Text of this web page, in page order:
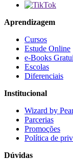
Aprendizagem
Cursos
Estude Online
e-Books
Escolas
Diferenciais
Institucional
Wizard by
Parcerias
Promoções
Política de
Dúvidas